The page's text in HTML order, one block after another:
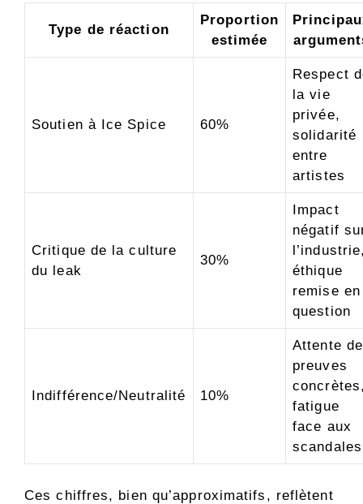
Type de réaction
Proportion
estimée
Soutien à Ice Spice 60%
Respect
la vie
privée,
solidarité
entre
artistes
Critique de la culture
du leak
30%
Impact
négatif
éthique
remise en
question
Indifférence/Neutralité 10%
Attente de
preuves
fatigue
face aux
scandales
Ces chiffres, bien qu’approximatifs, reflètent